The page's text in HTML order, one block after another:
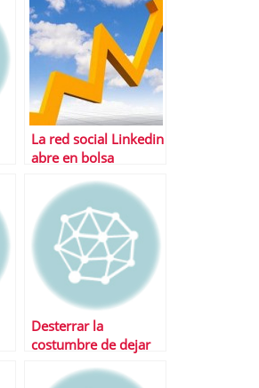
La red social Linkedin
abre en bolsa
nubes | ValoraciÃ³n y
mÃºltiplos
Desterrar la
costumbre de dejar
luegoâ€¦